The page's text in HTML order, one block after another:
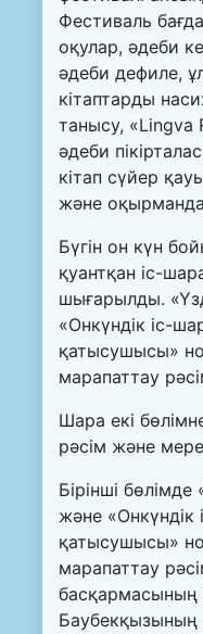
Фестиваль
оқулар, әдеби
әдеби дефиле,
кітаптарды
танысу, «Lingva
әдеби
кітап сүйер
және
Бүгін он күн
қуантқан іс-
шығарылды.
«Онкүндік іс-
қатысушысы»
марапаттау
Шара екі
рәсім және
Бірінші
және «Онкүндік
қатысушысы»
марапаттау
Баубекқызының